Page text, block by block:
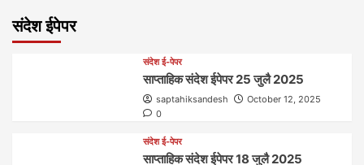
संदेश ईपेपर
संदेश ई-पेपर
साप्ताहिक संदेश ईपेपर 25 जुलै 2025
saptahiksandesh
October 12, 2025
0
संदेश ई-पेपर
साप्ताहिक संदेश ईपेपर 18 जुलै 2025